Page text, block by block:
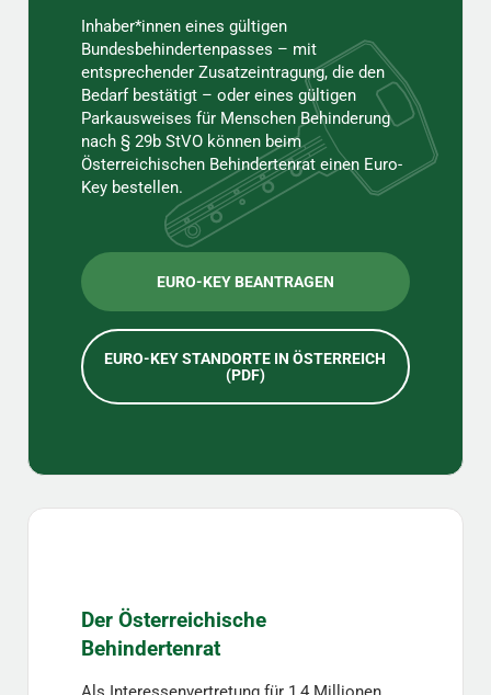
Inhaber*innen eines gültigen
Bundesbehindertenpasses – mit
entsprechender Zusatzeintragung, die den
Bedarf bestätigt – oder eines gültigen
Parkausweises für Menschen Behinderung
nach § 29b StVO können beim
Österreichischen Behindertenrat einen Euro-
Key bestellen.
EURO-KEY BEANTRAGEN
EURO-KEY STANDORTE IN ÖSTERREICH
(PDF)
Der Österreichische
Behindertenrat